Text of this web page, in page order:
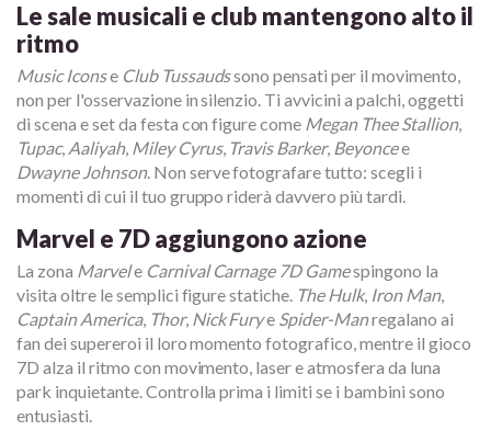
Le sale musicali e club mantengono alto il
ritmo
Music Iconse Club Tussaudssono pensati per il movimento,
non per l'osservazione in silenzio. Ti avvicini a palchi, oggetti
di scena e set da festa con figure come Megan Thee Stallion,
Tupac, Aaliyah, Miley Cyrus, Travis Barker, Beyoncee
Dwayne Johnson. Non serve fotografare tutto: scegli i
momenti di cui il tuo gruppo riderà davvero più tardi.
Marvel e 7D aggiungono azione
La zona Marvele Carnival Carnage 7D Gamespingono la
visita oltre le semplici figure statiche. The Hulk, Iron Man,
Captain America, Thor, Nick Furye Spider-Manregalano ai
fan dei supereroi il loro momento fotografico, mentre il gioco
7D alza il ritmo con movimento, laser e atmosfera da luna
park inquietante. Controlla prima i limiti se i bambini sono
entusiasti.